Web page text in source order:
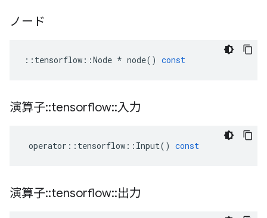
ノード
:: tensorflow ::Node * node() const
演算子::tensorflow::入力
operator :: tensorflow :: Input() const
演算子::tensorflow::出力